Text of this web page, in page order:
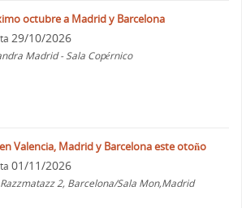
octubre a Madrid y Barcelona
29/10/2026
Madrid - Sala Copérnico
Valencia, Madrid y Barcelona este otoño
01/11/2026
2, Barcelona/Sala Mon,Madrid